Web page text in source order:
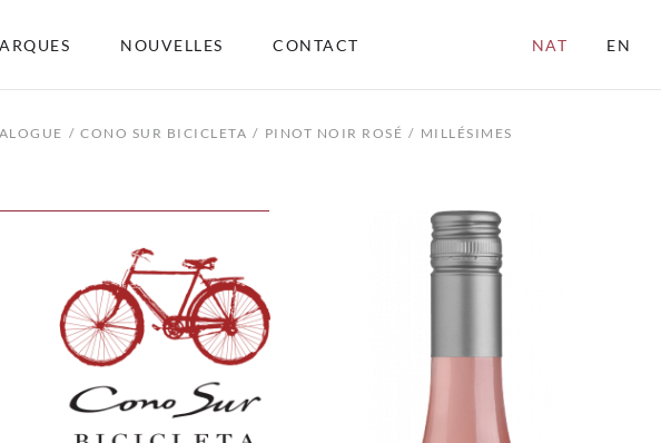
NOUVELLES CONTACT NAT EN
CONO SUR BICICLETA PINOT NOIR ROSÉ MILLÉSIMES